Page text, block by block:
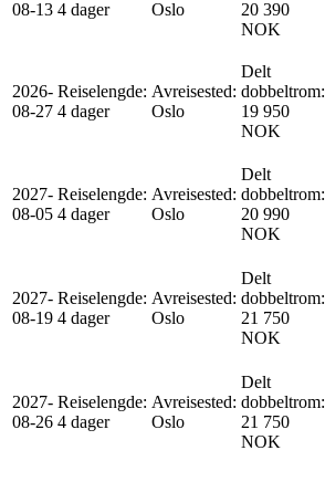
08-13 4 dager
Oslo
20 390
NOK
2026-
08-27
Reiselengde:
4 dager
Avreisested:
Oslo
Delt
dobbeltrom:
19 950
NOK
2027-
08-05
Reiselengde:
4 dager
Avreisested:
Oslo
Delt
dobbeltrom:
20 990
NOK
2027-
08-19
Reiselengde:
4 dager
Avreisested:
Oslo
Delt
dobbeltrom:
21 750
NOK
2027-
08-26
Reiselengde:
4 dager
Avreisested:
Oslo
Delt
dobbeltrom:
21 750
NOK